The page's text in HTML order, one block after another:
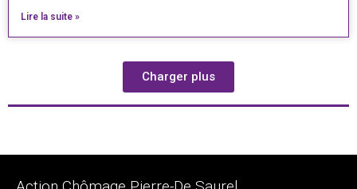
Lire la suite »
Charger plus